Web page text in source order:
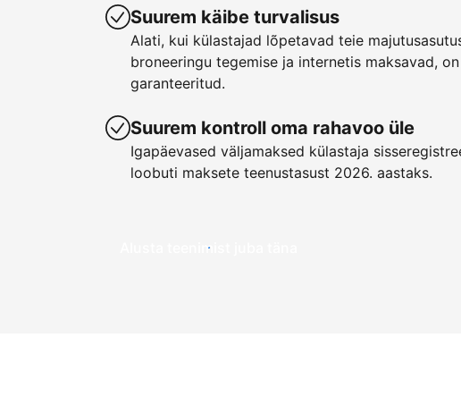
Suurem käibe turvalisus
Alati, kui külastajad lõpetavad teie
broneeringu tegemise ja internetis maksavad,
garanteeritud.
Suurem kontroll oma rahavoo üle
Igapäevased väljamaksed külastaja
loobuti maksete teenustasust 2026. aastaks.
Alusta teenimist juba täna